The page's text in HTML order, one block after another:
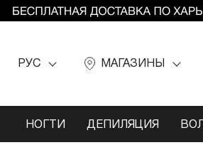
РУС МАГАЗИНЫ
НОГТИ ДЕПИЛЯЦИЯ